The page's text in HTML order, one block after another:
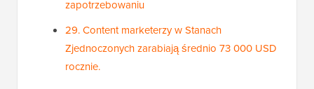
zapotrzebowaniu
29. Content marketerzy w Stanach
Zjednoczonych zarabiają średnio 73 000 USD
rocznie.